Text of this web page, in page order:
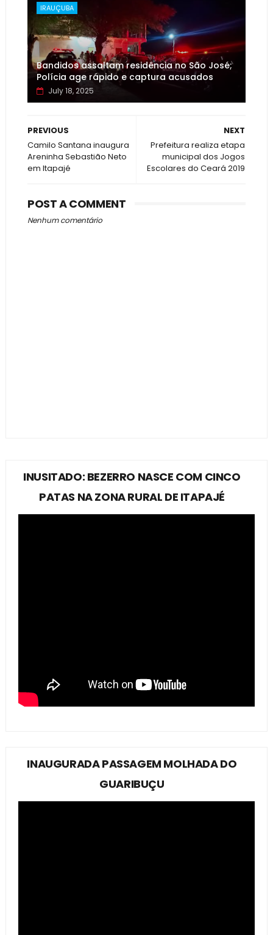
IRAUÇUBA
Bandidos assaltam residência no São José;
Polícia age rápido e captura acusados
July 18, 2025
NEXT
Prefeitura realiza etapa
municipal dos Jogos
Escolares do Ceará 2019
PREVIOUS
Camilo Santana inaugura
Areninha Sebastião Neto
em Itapajé
POST A COMMENT
Nenhum comentário
INUSITADO: BEZERRO NASCE COM CINCO
PATAS NA ZONA RURAL DE ITAPAJÉ
INAUGURADA PASSAGEM MOLHADA DO
GUARIBUÇU